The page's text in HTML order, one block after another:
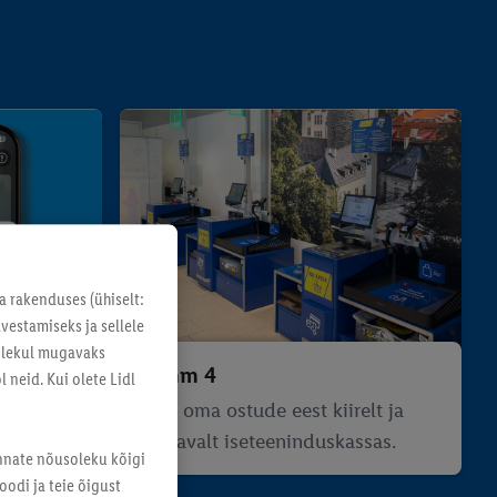
ja
Samm 4
Tasu oma ostude eest kiirelt ja
mugavalt iseteeninduskassas.
rakenduses (ühiselt:
ja sellele
mugavaks
neid. Kui olete Lidl
nõusoleku kõigi
ja teie õigust